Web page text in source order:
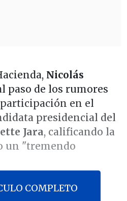
Nicolás
paso de los rumores
en el
presidencial del
Jara, calificando la
un "tremendo
al comando y
COMPLETO